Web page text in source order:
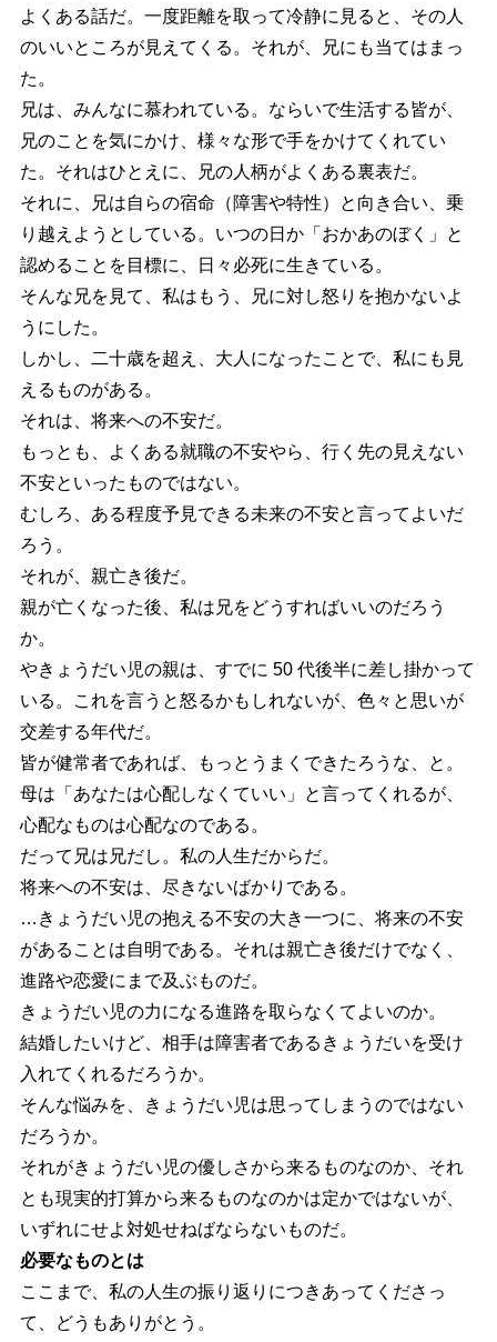
よくある話だ。一度距離を取って冷静に見ると、その人
のいいところが見えてくる。それが、兄にも当てはまっ
た。
兄は、みんなに慕われている。ならいで生活する皆が、
兄のことを気にかけ、様々な形で手をかけてくれてい
た。それはひとえに、兄の人柄がよくある裏表だ。
それに、兄は自らの宿命（障害や特性）と向き合い、乗
り越えようとしている。いつの日か「おかあのぼく」と
認めることを目標に、日々必死に生きている。
そんな兄を見て、私はもう、兄に対し怒りを抱かないよ
うにした。
しかし、二十歳を超え、大人になったことで、私にも見
えるものがある。
それは、将来への不安だ。
もっとも、よくある就職の不安やら、行く先の見えない
不安といったものではない。
むしろ、ある程度予見できる未来の不安と言ってよいだ
ろう。
それが、親亡き後だ。
親が亡くなった後、私は兄をどうすればいいのだろう
か。
やきょうだい児の親は、すでに 50 代後半に差し掛かって
いる。これを言うと怒るかもしれないが、色々と思いが
交差する年代だ。
皆が健常者であれば、もっとうまくできたろうな、と。
母は「あなたは心配しなくていい」と言ってくれるが、
心配なものは心配なのである。
だって兄は兄だし。私の人生だからだ。
将来への不安は、尽きないばかりである。
…きょうだい児の抱える不安の大き一つに、将来の不安
があることは自明である。それは親亡き後だけでなく、
進路や恋愛にまで及ぶものだ。
きょうだい児の力になる進路を取らなくてよいのか。
結婚したいけど、相手は障害者であるきょうだいを受け
入れてくれるだろうか。
そんな悩みを、きょうだい児は思ってしまうのではない
だろうか。
それがきょうだい児の優しさから来るものなのか、それ
とも現実的打算から来るものなのかは定かではないが、
いずれにせよ対処せねばならないものだ。
必要なものとは
ここまで、私の人生の振り返りにつきあってくださっ
て、どうもありがとう。